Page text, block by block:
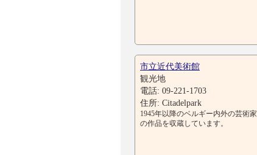
市立近代美術館
観光地
電話: 09-221-1703
住所: Citadelpark
1945年以降のベルギー内外の芸術家
の作品を収蔵しています。